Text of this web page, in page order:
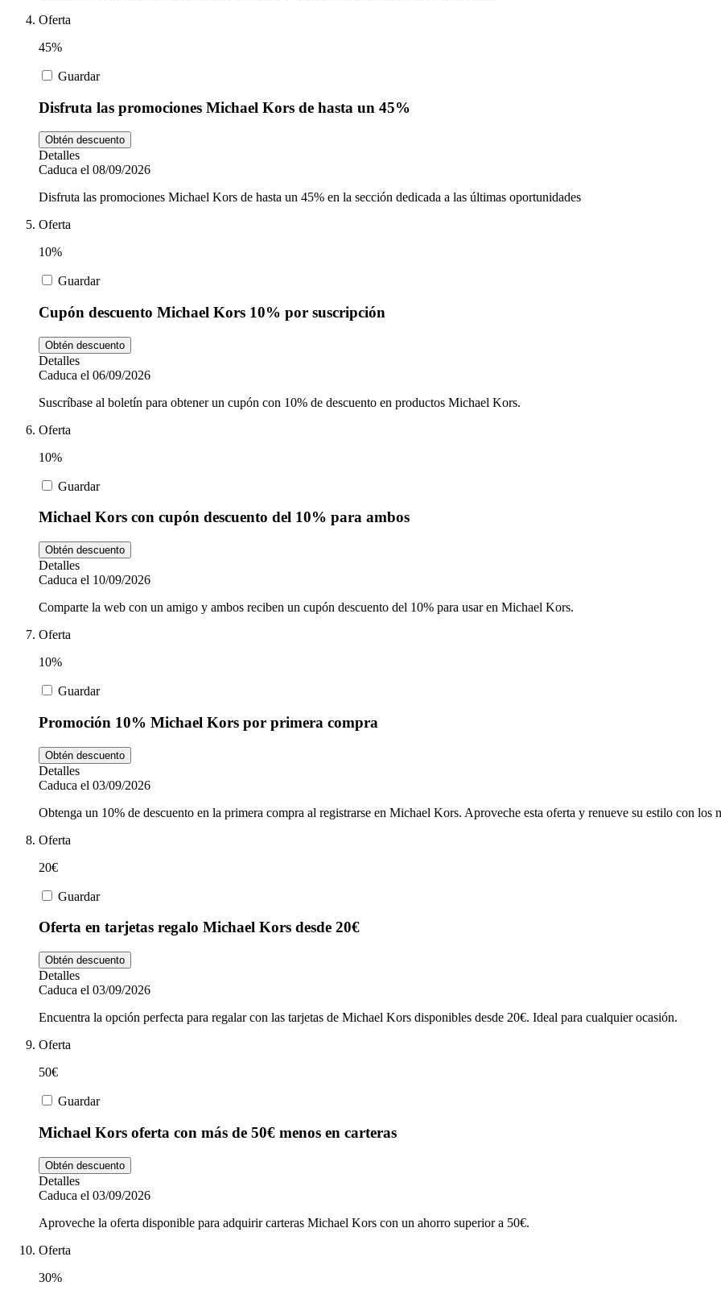
Oferta
45%
Guardar
Disfruta las promociones Michael Kors de hasta un 45%
Obtén descuento
Detalles
Caduca el 08/09/2026
Disfruta las promociones Michael Kors de hasta un 45% en la sección dedicada a las últimas oportunidades
Oferta
10%
Guardar
Cupón descuento Michael Kors 10% por suscripción
Obtén descuento
Detalles
Caduca el 06/09/2026
Suscríbase al boletín para obtener un cupón con 10% de descuento en productos Michael Kors.
Oferta
10%
Guardar
Michael Kors con cupón descuento del 10% para ambos
Obtén descuento
Detalles
Caduca el 10/09/2026
Comparte la web con un amigo y ambos reciben un cupón descuento del 10% para usar en Michael Kors.
Oferta
10%
Guardar
Promoción 10% Michael Kors por primera compra
Obtén descuento
Detalles
Caduca el 03/09/2026
Obtenga un 10% de descuento en la primera compra al registrarse en Michael Kors. Aproveche esta oferta y renueve su estilo con los
Oferta
20€
Guardar
Oferta en tarjetas regalo Michael Kors desde 20€
Obtén descuento
Detalles
Caduca el 03/09/2026
Encuentra la opción perfecta para regalar con las tarjetas de Michael Kors disponibles desde 20€. Ideal para cualquier ocasión.
Oferta
50€
Guardar
Michael Kors oferta con más de 50€ menos en carteras
Obtén descuento
Detalles
Caduca el 03/09/2026
Aproveche la oferta disponible para adquirir carteras Michael Kors con un ahorro superior a 50€.
Oferta
30%